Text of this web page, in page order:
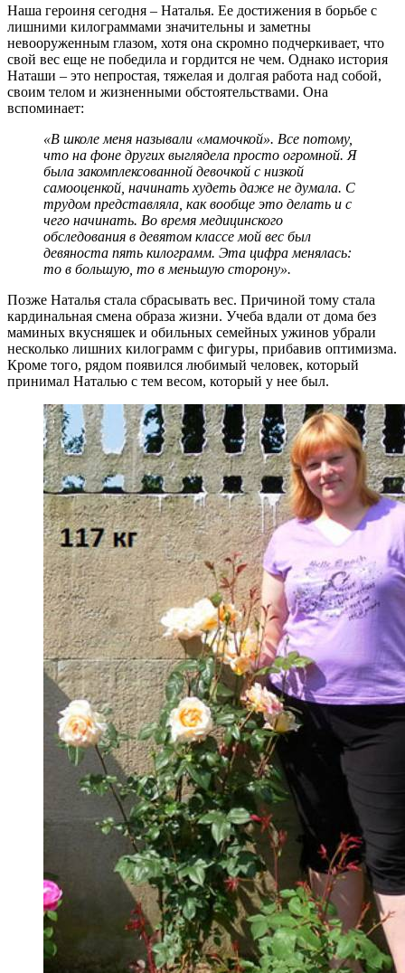
Наша героиня сегодня – Наталья. Ее достижения в борьбе с
лишними килограммами значительны и заметны
невооруженным глазом, хотя она скромно подчеркивает, что
свой вес еще не победила и гордится не чем. Однако история
Наташи – это непростая, тяжелая и долгая работа над собой,
своим телом и жизненными обстоятельствами. Она
вспоминает:
«В школе меня называли «мамочкой». Все потому,
что на фоне других выглядела просто огромной. Я
была закомплексованной девочкой с низкой
самооценкой, начинать худеть даже не думала. С
трудом представляла, как вообще это делать и с
чего начинать. Во время медицинского
обследования в девятом классе мой вес был
девяноста пять килограмм. Эта цифра менялась:
то в большую, то в меньшую сторону».
Позже Наталья стала сбрасывать вес. Причиной тому стала
кардинальная смена образа жизни. Учеба вдали от дома без
маминых вкусняшек и обильных семейных ужинов убрали
несколько лишних килограмм с фигуры, прибавив оптимизма.
Кроме того, рядом появился любимый человек, который
принимал Наталью с тем весом, который у нее был.